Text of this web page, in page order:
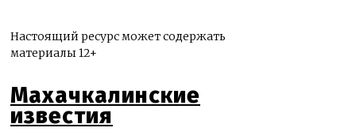
Настоящий ресурс может содержать
материалы 12+
Махачкалинские
известия